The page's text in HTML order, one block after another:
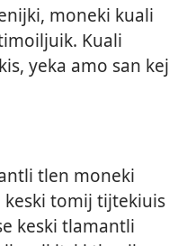
moneki kuali
Kuali
yeka amo san kej
tlen moneki
tomij tijtekiuis
keski tlamantli